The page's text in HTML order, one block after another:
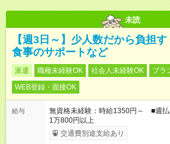
未読
【週3日～】少人数だから負担
食事のサポートなど
派遣 職種未経験OK 社会人未経験OK
ブラ
WEB登録・面接OK
給与
無資格未経験：時給1350円～ ■週
1万800円以上
交通費別途支給あり